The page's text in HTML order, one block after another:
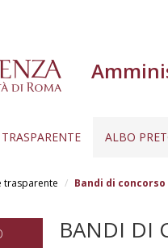
ALBO
trasparente Bandi di concorso
BANDI DI